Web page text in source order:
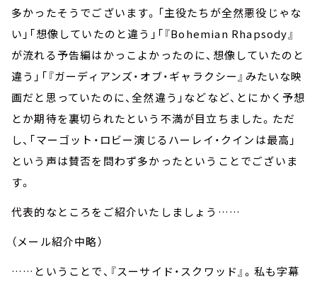
多かったそうでございます。「主役たちが全然悪役じゃな
い」「想像していたのと違う」「『Bohemian Rhapsody』
が流れる予告編はかっこよかったのに、想像していたのと
違う」「『ガーディアンズ・オブ・ギャラクシー』みたいな映
画だと思っていたのに、全然違う」などなど、とにかく予想
とか期待を裏切られたという不満が目立ちました。ただ
し、「マーゴット・ロビー演じるハーレイ・クインは最高」
という声は賛否を問わず多かったということでございま
す。
代表的なところをご紹介いたしましょう……
（メール紹介中略）
……ということで、『スーサイド・スクワッド』。私も字幕